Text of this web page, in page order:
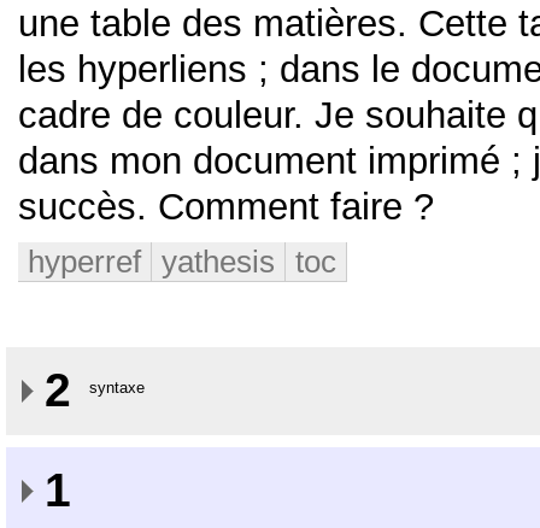
une table des matières. Cette
les hyperliens ; dans le
cadre de couleur. Je souhaite
dans mon document imprimé
succès. Comment faire ?
hyperref yathesis toc
2 syntaxe
1